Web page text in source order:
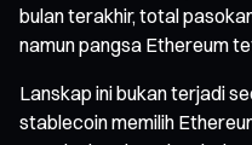
bulan terakhir, total
namun pangsa Ethereum
Lanskap ini bukan terjadi
stablecoin memilih